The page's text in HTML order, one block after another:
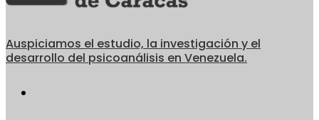
Auspiciamos el estudio, la investigación y el
desarrollo del psicoanálisis en Venezuela.